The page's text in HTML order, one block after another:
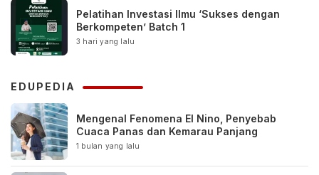
Pelatihan Investasi Ilmu ‘Sukses dengan
Berkompeten’ Batch 1
3 hari yang lalu
EDUPEDIA
Mengenal Fenomena El Nino, Penyebab
Cuaca Panas dan Kemarau Panjang
1 bulan yang lalu